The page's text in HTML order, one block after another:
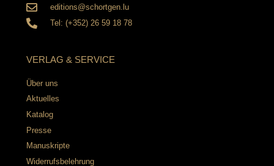
editions@schortgen.lu
Tel: (+352) 26 59 18 78
VERLAG & SERVICE
Über uns
Aktuelles
Katalog
Presse
Manuskripte
Widerrufsbelehrung